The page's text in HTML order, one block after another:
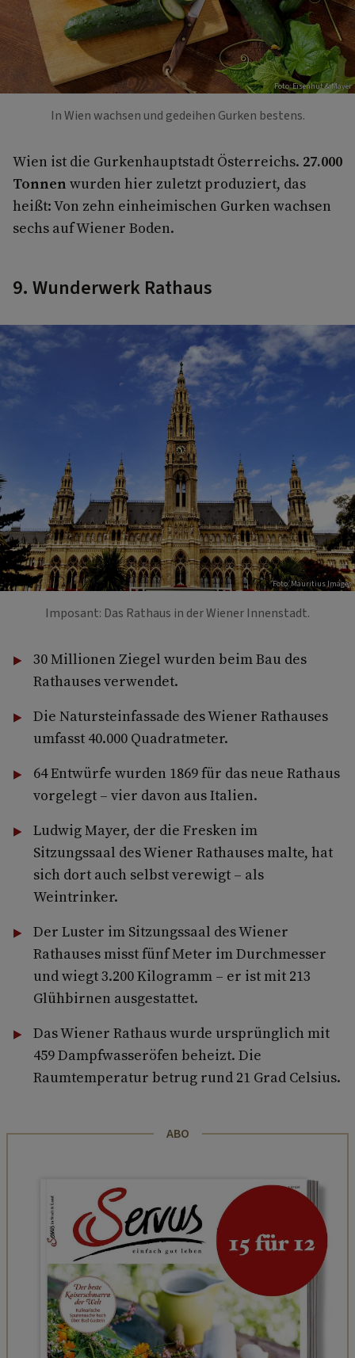
Foto: Eisenhut & Mayer
In Wien wachsen und gedeihen Gurken bestens.
Wien ist die Gurkenhauptstadt Österreichs. 27.000
Tonnen wurden hier zuletzt produziert, das
heißt: Von zehn einheimischen Gurken wachsen
sechs auf Wiener Boden.
9. Wunderwerk Rathaus
Foto: Mauritius Images
Imposant: Das Rathaus in der Wiener Innenstadt.
30 Millionen Ziegel wurden beim Bau des
Rathauses verwendet.
Die Natursteinfassade des Wiener Rathauses
umfasst 40.000 Quadratmeter.
64 Entwürfe wurden 1869 für das neue Rathaus
vorgelegt – vier davon aus Italien.
Ludwig Mayer, der die Fresken im
Sitzungssaal des Wiener Rathauses malte, hat
sich dort auch selbst verewigt – als
Weintrinker.
Der Luster im Sitzungssaal des Wiener
Rathauses misst fünf Meter im Durchmesser
und wiegt 3.200 Kilogramm – er ist mit 213
Glühbirnen ausgestattet.
Das Wiener Rathaus wurde ursprünglich mit
459 Dampfwasseröfen beheizt. Die
Raumtemperatur betrug rund 21 Grad Celsius.
ABO